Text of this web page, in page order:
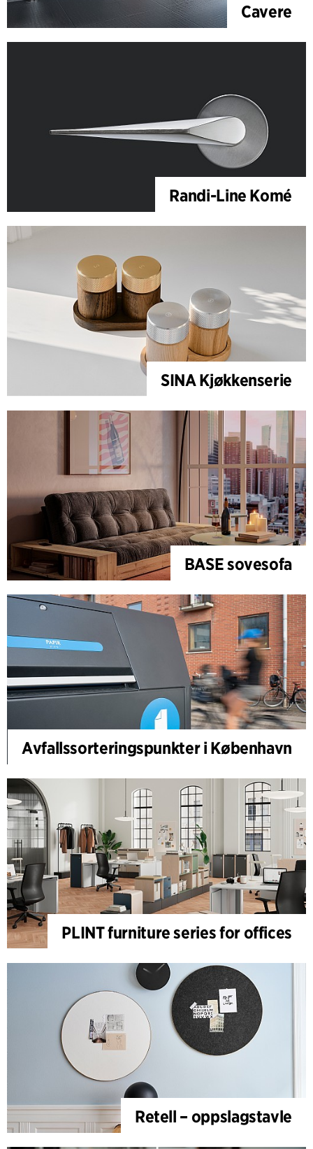
Cavere
Randi-Line Komé
SINA Kjøkkenserie
BASE sovesofa
Avfallssorteringspunkter i København
PLINT furniture series for offices
Retell – oppslagstavle